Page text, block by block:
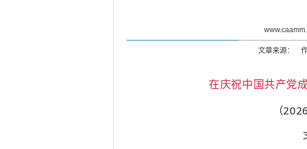
文章来源：
在庆祝中国共产党
（